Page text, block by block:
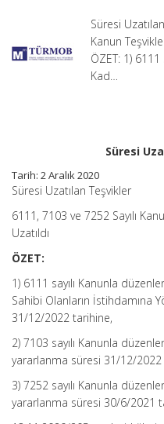
Süresi
Kanun
ÖZET: 1) 6111
Kad…
Süresi
Tarih: 2 Aralık 2020
Süresi Uzatılan Teşvikler
6111, 7103 ve 7252 Sayılı
Uzatıldı
ÖZET:
1) 6111 sayılı Kanunla
Sahibi Olanların İstihdamına
31/12/2022 tarihine,
2) 7103 sayılı Kanunla
yararlanma süresi 31/12/2022
3) 7252 sayılı Kanunla
yararlanma süresi 30/6/2021